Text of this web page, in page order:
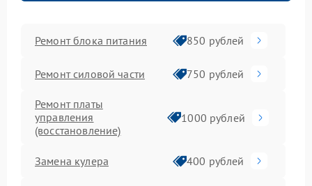
Ремонт блока питания 850 рублей
Ремонт силовой части 750 рублей
Ремонт платы
управления
(восстановление)
1000 рублей
Замена кулера 400 рублей